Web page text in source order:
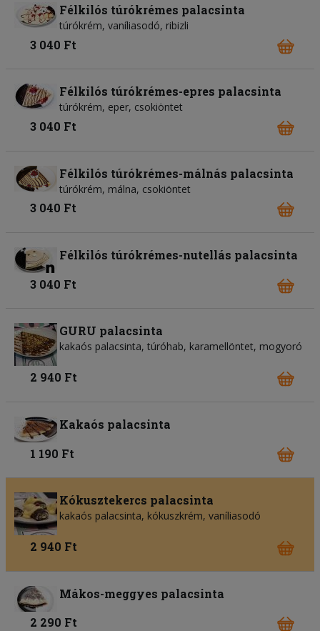
Félkilós túrókrémes palacsinta
túrókrém, vaníliasodó, ribizli
3 040 Ft
Félkilós túrókrémes-epres palacsinta
túrókrém, eper, csokiöntet
3 040 Ft
Félkilós túrókrémes-málnás palacsinta
túrókrém, málna, csokiöntet
3 040 Ft
Félkilós túrókrémes-nutellás palacsinta
3 040 Ft
GURU palacsinta
kakaós palacsinta, túróhab, karamellöntet, mogyoró
2 940 Ft
Kakaós palacsinta
1 190 Ft
Kókusztekercs palacsinta
kakaós palacsinta, kókuszkrém, vaníliasodó
2 940 Ft
Mákos-meggyes palacsinta
2 290 Ft